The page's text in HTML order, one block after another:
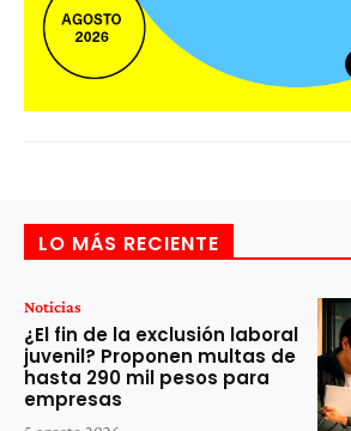
LO MÁS RECIENTE
Noticias
¿El fin de la exclusión laboral
juvenil? Proponen multas de
hasta 290 mil pesos para
empresas